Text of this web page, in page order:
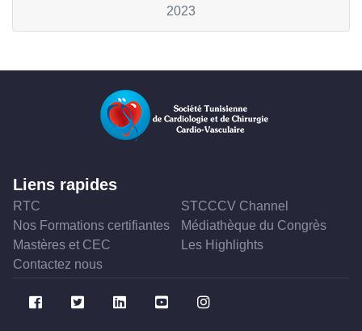
2023
Liens rapides
RTC
STCCCV Channel
Nos Formations certifiantes
Médiathèque du Congrès
Mastères et CEC
Les Highlights
Contactez nous